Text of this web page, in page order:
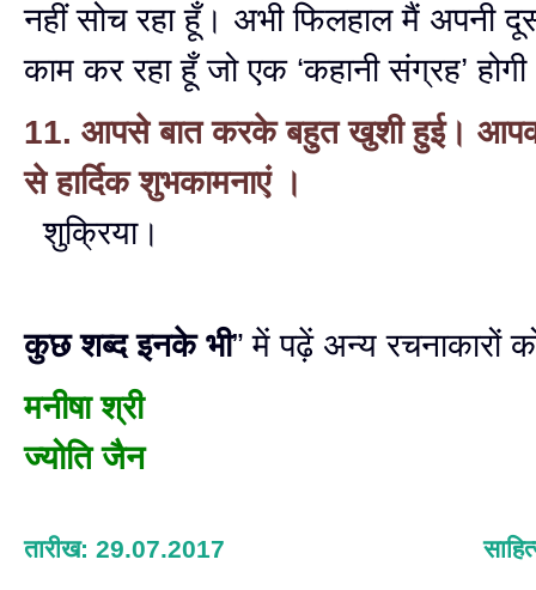
नहीं सोच रहा हूँ। अभी फिलहाल मैं अपनी
काम कर रहा हूँ जो एक ‘कहानी संग्रह’
11. आपसे बात करके बहुत खुशी हुई।
से हार्दिक शुभकामनाएं ।
शुक्रिया।
कुछ शब्द इनके भी” में पढ़ें अन्य रचनाकारों
मनीषा श्री
ज्योति जैन
तारीख: 29.07.2017